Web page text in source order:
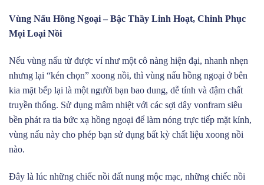
Vùng Nấu Hồng Ngoại – Bậc Thầy Linh Hoạt, Chinh Phục
Mọi Loại Nồi
Nếu vùng nấu từ được ví như một cô nàng hiện đại, nhanh nhẹn
nhưng lại “kén chọn” xoong nồi, thì vùng nấu hồng ngoại ở bên
kia mặt bếp lại là một người bạn bao dung, dễ tính và đậm chất
truyền thống. Sử dụng mâm nhiệt với các sợi dây vonfram siêu
bền phát ra tia bức xạ hồng ngoại để làm nóng trực tiếp mặt kính,
vùng nấu này cho phép bạn sử dụng bất kỳ chất liệu xoong nồi
nào.
Đây là lúc những chiếc nồi đất nung mộc mạc, những chiếc nồi